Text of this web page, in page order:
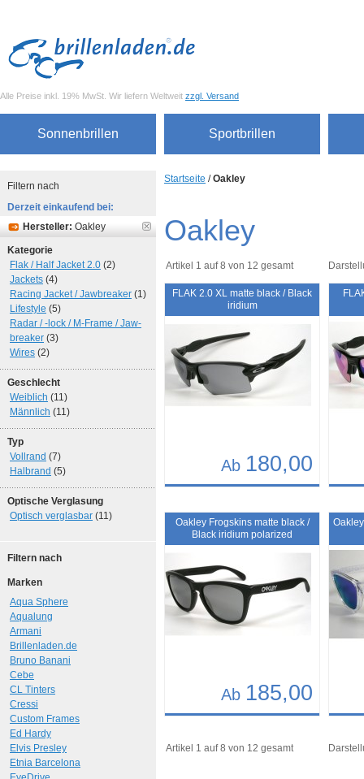
Alle Preise inkl. 19% MwSt. Wir liefern Weltweit zzgl. Versand
Sonnenbrillen Sportbrillen
Startseite /Oakley
Oakley
Artikel 1 auf 8 von 12 gesamt
FLAK 2.0 XL matte black / Black
iridium
Ab 180,00
Art.-Nr.: 10374 Art.-
Oakley Frogskins matte black /
Black iridium polarized
Ab 185,00
Art.-Nr.: 9481 Art.-
Artikel 1 auf 8 von 12 gesamt
Filtern nach
Derzeit einkaufend bei:
Hersteller: Oakley
Kategorie
Flak / Half Jacket 2.0 (2)
Jackets (4)
Racing Jacket / Jawbreaker (1)
Lifestyle (5)
Radar / -lock / M-Frame / Jaw-
breaker (3)
Wires (2)
Geschlecht
Weiblich (11)
Männlich (11)
Typ
Vollrand (7)
Halbrand (5)
Optische Verglasung
Optisch verglasbar (11)
Filtern nach
Marken
Aqua Sphere
Aqualung
Armani
Brillenladen.de
Bruno Banani
Cebe
CL Tinters
Cressi
Custom Frames
Ed Hardy
Elvis Presley
Etnia Barcelona